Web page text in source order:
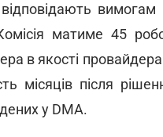
матиме 45
в якості
місяців після
у DMA.